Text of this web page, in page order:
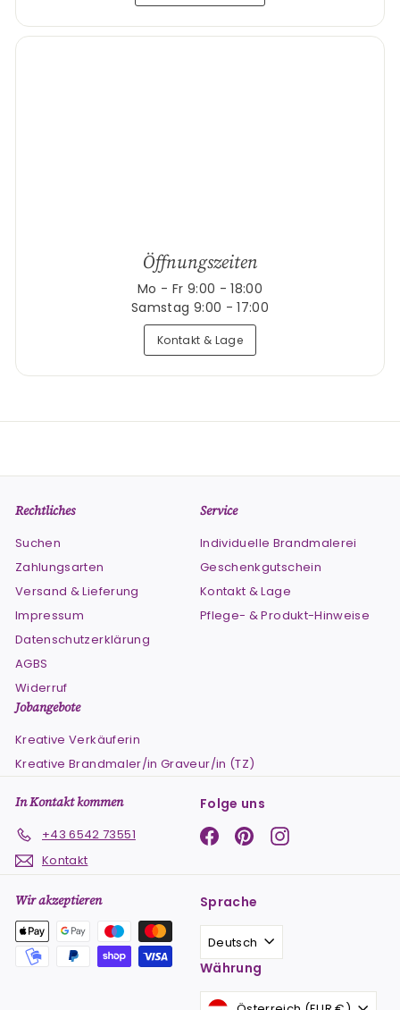
Öffnungszeiten
Mo - Fr 9:00 - 18:00
Samstag 9:00 - 17:00
Kontakt & Lage
Rechtliches
Suchen
Zahlungsarten
Versand & Lieferung
Impressum
Datenschutzerklärung
AGBS
Widerruf
Service
Individuelle Brandmalerei
Geschenkgutschein
Kontakt & Lage
Pflege- & Produkt-Hinweise
Jobangebote
Kreative Verkäuferin
Kreative Brandmaler/in Graveur/in (TZ)
In Kontakt kommen
+43 6542 73551
Kontakt
Folge uns
Facebook
PinterestInstagram
Wir akzeptieren Sprache
Deutsch
Währung